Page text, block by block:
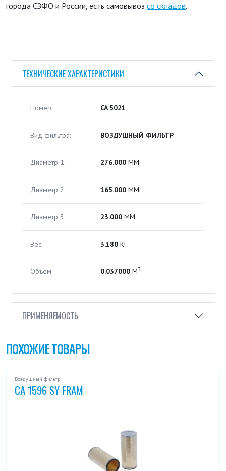
города СЗФО и России, есть самовывоз со складов.
ТЕХНИЧЕСКИЕ ХАРАКТЕРИСТИКИ
Номер: CA 5021
Вид фильтра: ВОЗДУШНЫЙ ФИЛЬТР
Диаметр 1: 276.000 ММ.
Диаметр 2: 165.000 ММ.
Диаметр 3: 23.000 ММ.
Вес: 3.180 КГ.
Объём: 0.037000 М3
ПРИМЕНЯЕМОСТЬ
ПОХОЖИЕ ТОВАРЫ
Воздушный фильтр
CA 1596 SY FRAM